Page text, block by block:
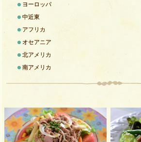
ヨーロッパ
中近東
アフリカ
オセアニア
北アメリカ
南アメリカ